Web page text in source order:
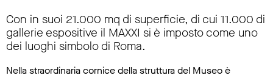
Con in suoi 21.000 mq di superficie, di cui 11.000 di
gallerie espositive il MAXXI si è imposto come uno
dei luoghi simbolo di Roma.
Nella straordinaria cornice della struttura del Museo è